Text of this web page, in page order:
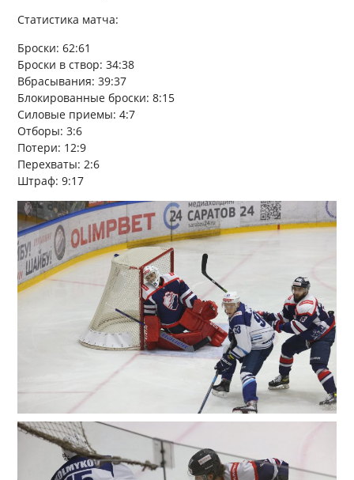
Статистика матча:
Броски: 62:61
Броски в створ: 34:38
Вбрасывания: 39:37
Блокированные броски: 8:15
Силовые приемы: 4:7
Отборы: 3:6
Потери: 12:9
Перехваты: 2:6
Штраф: 9:17